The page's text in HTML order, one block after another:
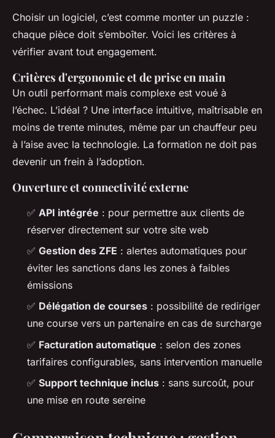
Choisir un logiciel, c’est comme monter un puzzle :
chaque pièce doit s’emboîter. Voici les critères à
vérifier avant tout engagement.
Critères d'ergonomie et de prise en main
Un outil performant mais complexe est voué à
l’échec. L’idéal ? Une interface intuitive, maîtrisable en
moins de trente minutes, même par un chauffeur peu
à l’aise avec la technologie. La formation ne doit pas
devenir un frein à l’adoption.
Ouverture et connectivité externe
✅ API intégrée : pour permettre aux clients de
réserver directement sur votre site web
✅ Gestion des ZFE : alertes automatiques pour
éviter les sanctions dans les zones à faibles
émissions
✅ Délégation de courses : possibilité de rediriger
une course vers un partenaire en cas de surcharge
✅ Facturation automatique : selon des zones
tarifaires configurables, sans intervention manuelle
✅ Support technique inclus : sans surcoût, pour
une mise en route sereine